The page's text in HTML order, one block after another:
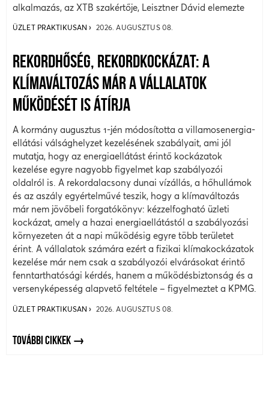
alkalmazás, az XTB szakértője, Leisztner Dávid elemezte
ÜZLET PRAKTIKUSAN 2026. AUGUSZTUS 08.
REKORDHŐSÉG, REKORDKOCKÁZAT: A
KLÍMAVÁLTOZÁS MÁR A VÁLLALATOK
MŰKÖDÉSÉT IS ÁTÍRJA
A kormány augusztus 1-jén módosította a villamosenergia-
ellátási válsághelyzet kezelésének szabályait, ami jól
mutatja, hogy az energiaellátást érintő kockázatok
kezelése egyre nagyobb figyelmet kap szabályozói
oldalról is. A rekordalacsony dunai vízállás, a hőhullámok
és az aszály egyértelművé teszik, hogy a klímaváltozás
már nem jövőbeli forgatókönyv: kézzelfogható üzleti
kockázat, amely a hazai energiaellátástól a szabályozási
környezeten át a napi működésig egyre több területet
érint. A vállalatok számára ezért a fizikai klímakockázatok
kezelése már nem csak a szabályozói elvárásokat érintő
fenntarthatósági kérdés, hanem a működésbiztonság és a
versenyképesség alapvető feltétele – figyelmeztet a KPMG.
ÜZLET PRAKTIKUSAN 2026. AUGUSZTUS 08.
TOVÁBBI CIKKEK